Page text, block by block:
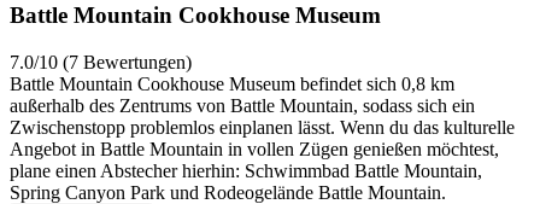
Battle Mountain Cookhouse Museum
7.0/10 (7 Bewertungen)
Battle Mountain Cookhouse Museum befindet sich 0,8 km
außerhalb des Zentrums von Battle Mountain, sodass sich ein
Zwischenstopp problemlos einplanen lässt. Wenn du das kulturelle
Angebot in Battle Mountain in vollen Zügen genießen möchtest,
plane einen Abstecher hierhin: Schwimmbad Battle Mountain,
Spring Canyon Park und Rodeogelände Battle Mountain.